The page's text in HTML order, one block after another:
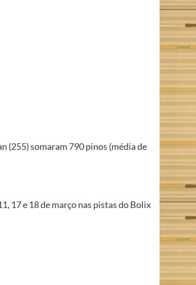
(255) somaram 790 pinos (média de
17 e 18 de março nas pistas do Bolix